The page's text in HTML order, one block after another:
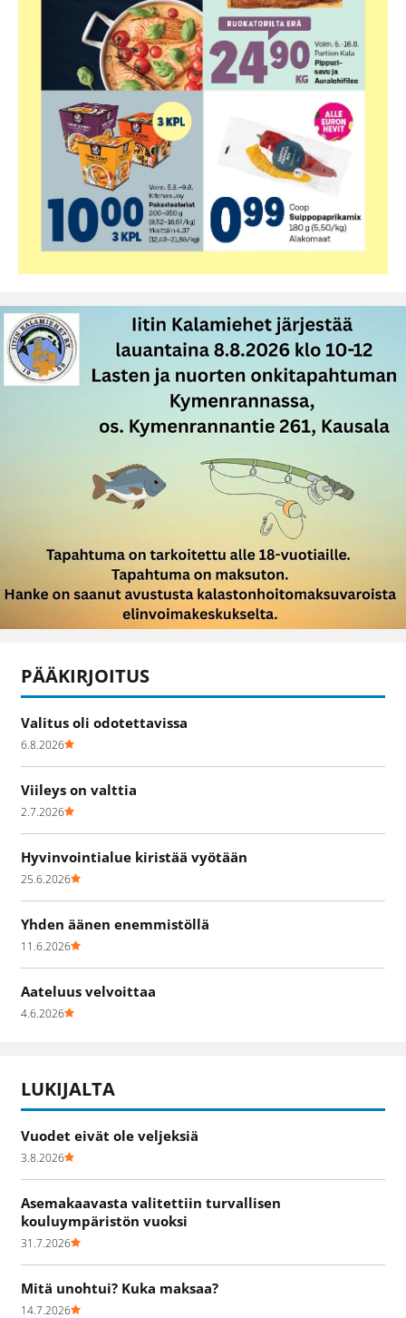
PÄÄKIRJOITUS
Valitus oli odotettavissa
6.8.2026
Viileys on valttia
2.7.2026
Hyvinvointialue kiristää vyötään
25.6.2026
Yhden äänen enemmistöllä
11.6.2026
Aateluus velvoittaa
4.6.2026
LUKIJALTA
Vuodet eivät ole veljeksiä
3.8.2026
Asemakaavasta valitettiin turvallisen
kouluympäristön vuoksi
31.7.2026
Mitä unohtui? Kuka maksaa?
14.7.2026